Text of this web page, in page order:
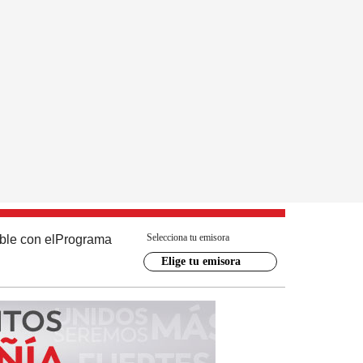
con el Programa Selecciona tu emisora
Elige tu emisora